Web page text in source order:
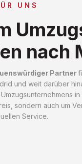
UNS
nach
Partner
und weit darüber
sondern auch um
Service.